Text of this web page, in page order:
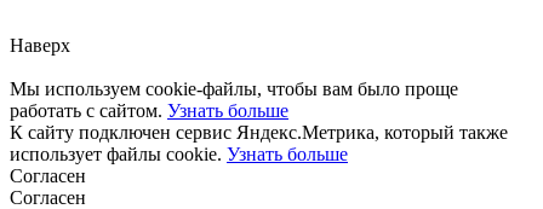
Наверх
Мы используем cookie-файлы, чтобы вам было проще
работать с сайтом. Узнать больше
К сайту подключен сервис Яндекс.Метрика, который также
использует файлы cookie. Узнать больше
Согласен
Согласен